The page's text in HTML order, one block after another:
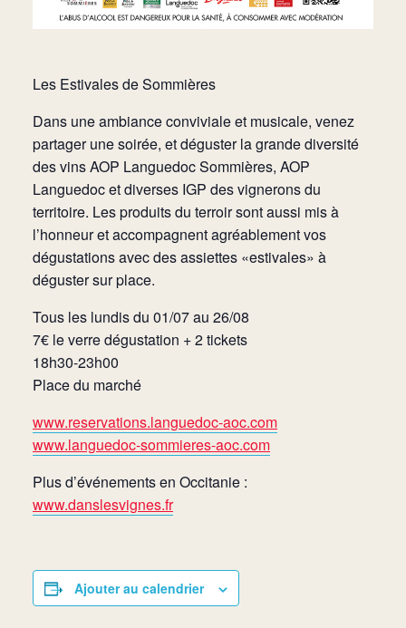
Les Estivales de Sommières
Dans une ambiance conviviale et musicale, venez
partager une soirée, et déguster la grande diversité
des vins AOP Languedoc Sommières, AOP
Languedoc et diverses IGP des vignerons du
territoire. Les produits du terroir sont aussi mis à
l’honneur et accompagnent agréablement vos
dégustations avec des assiettes «estivales» à
déguster sur place.
Tous les lundis du 01/07 au 26/08
7€ le verre dégustation + 2 tickets
18h30-23h00
Place du marché
www.reservations.languedoc-aoc.com
www.languedoc-sommieres-aoc.com
Plus d’événements en Occitanie :
www.danslesvignes.fr
Ajouter au calendrier